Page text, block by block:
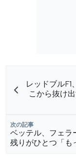
レッドブル
こから抜け
次の記事
ベッテル、フェラ
残りがひとつ「も